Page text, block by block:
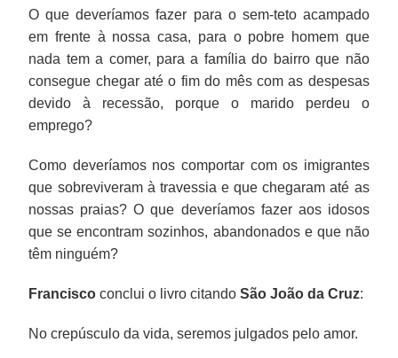
O que deveríamos fazer para o sem-teto acampado
em frente à nossa casa, para o pobre homem que
nada tem a comer, para a família do bairro que não
consegue chegar até o fim do mês com as despesas
devido à recessão, porque o marido perdeu o
emprego?
Como deveríamos nos comportar com os imigrantes
que sobreviveram à travessia e que chegaram até as
nossas praias? O que deveríamos fazer aos idosos
que se encontram sozinhos, abandonados e que não
têm ninguém?
Francisco conclui o livro citandoSão João da Cruz:
No crepúsculo da vida, seremos julgados pelo amor.